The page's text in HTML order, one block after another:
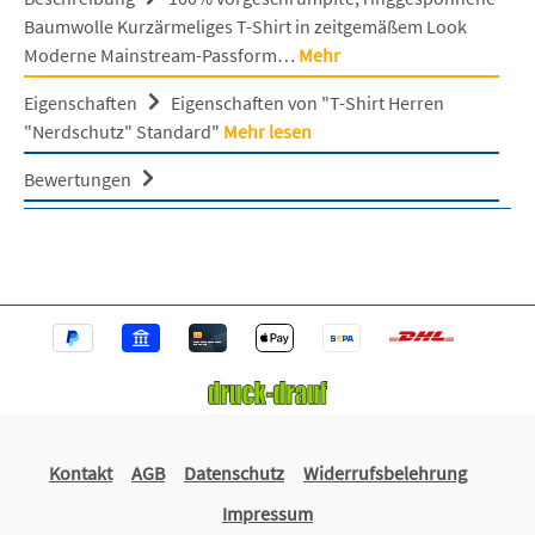
Baumwolle Kurzärmeliges T-Shirt in zeitgemäßem Look
Moderne Mainstream-Passform… Mehr
Eigenschaften
Eigenschaften von "T-Shirt Herren
"Nerdschutz" Standard" Mehr lesen
Bewertungen
Kontakt AGB Datenschutz
Widerrufsbelehrung
Impressum